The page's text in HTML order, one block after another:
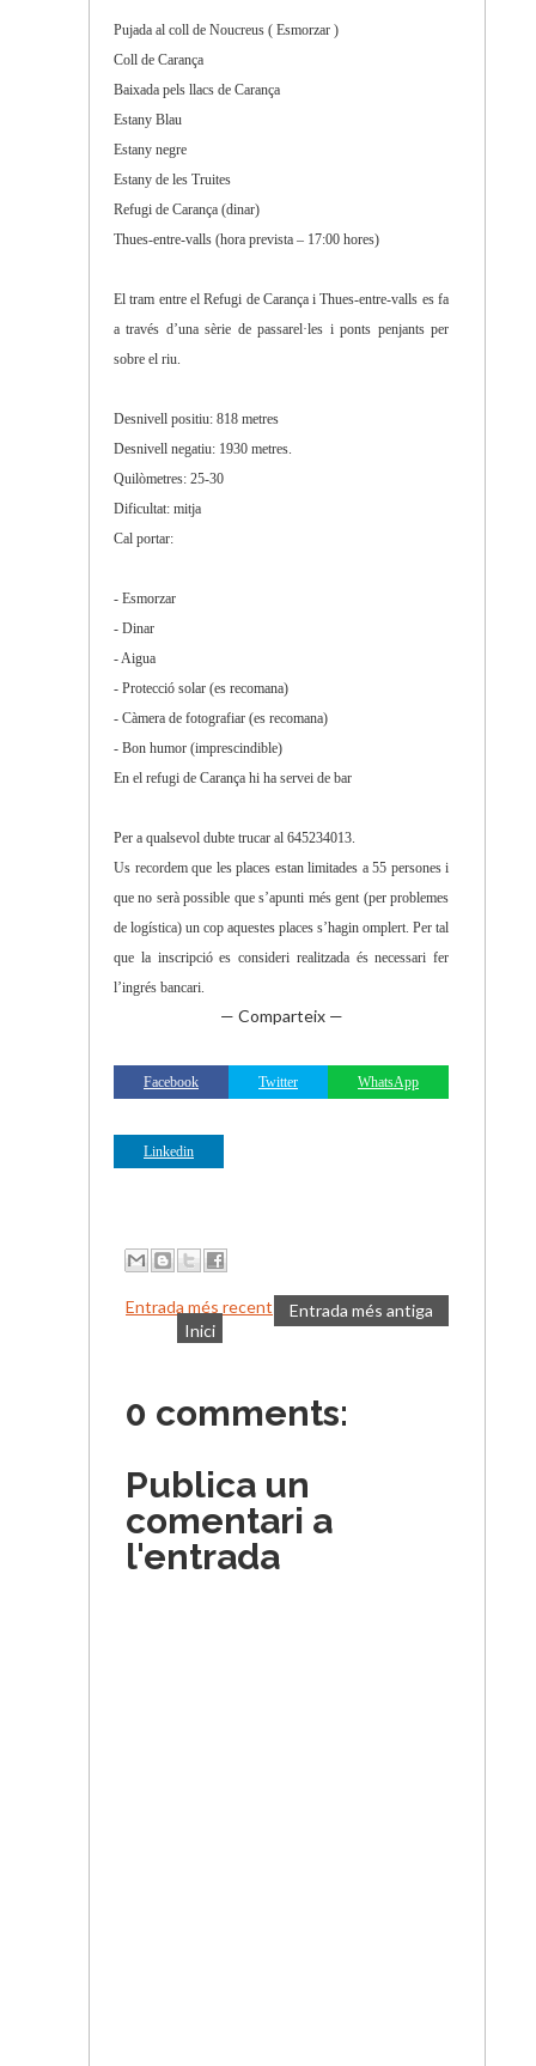
Pujada al coll de Noucreus ( Esmorzar )
Coll de Carança
Baixada pels llacs de Carança
Estany Blau
Estany negre
Estany de les Truites
Refugi de Carança (dinar)
Thues-entre-valls (hora prevista – 17:00 hores)
El tram entre el Refugi de Carança i Thues-entre-valls es fa
a través d’una sèrie de passarel·les i ponts penjants per
sobre el riu.
Desnivell positiu: 818 metres
Desnivell negatiu: 1930 metres.
Quilòmetres: 25-30
Dificultat: mitja
Cal portar:
- Esmorzar
- Dinar
- Aigua
- Protecció solar (es recomana)
- Càmera de fotografiar (es recomana)
- Bon humor (imprescindible)
En el refugi de Carança hi ha servei de bar
Per a qualsevol dubte trucar al 645234013.
Us recordem que les places estan limitades a 55 persones i
que no serà possible que s’apunti més gent (per problemes
de logística) un cop aquestes places s’hagin omplert. Per tal
que la inscripció es consideri realitzada és necessari fer
l’ingrés bancari.
— Comparteix —
Facebook Twitter WhatsApp
Linkedin
Entrada més recent
Entrada més antiga
Inici
0 comments:
Publica un
comentari a
l'entrada